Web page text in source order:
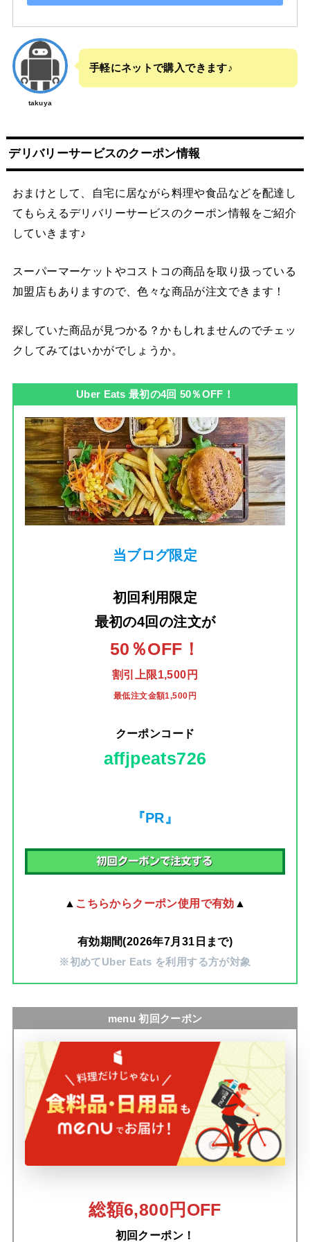
takuya
手軽にネットで購入できます♪
デリバリーサービスのクーポン情報
おまけとして、自宅に居ながら料理や食品などを配達し
てもらえるデリバリーサービスのクーポン情報をご紹介
していきます♪
スーパーマーケットやコストコの商品を取り扱っている
加盟店もありますので、色々な商品が注文できます！
探していた商品が見つかる？かもしれませんのでチェッ
クしてみてはいかがでしょうか。
Uber Eats 最初の4回 50％OFF！
当ブログ限定
初回利用限定
最初の4回の注文が
50％OFF！
割引上限1,500円
最低注文金額1,500円
クーポンコード
affjpeats726
『PR』
▲ こちらからクーポン使用で有効 ▲
有効期間(2026年7月31日まで)
※初めてUber Eats を利用する方が対象
menu 初回クーポン
総額6,800円OFF
初回クーポン！